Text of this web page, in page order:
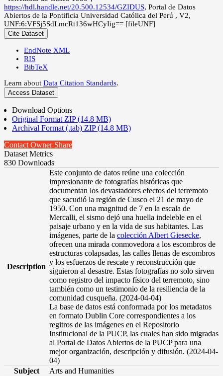
https://hdl.handle.net/20.500.12534/GZIDUS, Portal de Datos
Abiertos de la Pontificia Universidad Católica del Perú , V2,
UNF:6:VFSj5SdLmcRt136wHCyIig== [fileUNF]
Cite Dataset
EndNote XML
RIS
BibTeX
Learn about Data Citation Standards.
Access Dataset
Download Options
Original Format ZIP (14.8 MB)
Archival Format (.tab) ZIP (14.8 MB)
Contact Owner Share
Dataset Metrics
830 Downloads
Description
Este conjunto de datos reúne una colección
impresionante de fotografías históricas que
documentan los devastadores efectos del terremoto
que sacudió la región de Cusco el 21 de mayo de
1950. Con una magnitud de 7 en la escala de
Mercalli, el sismo dejó una huella indeleble en el
paisaje urbano y en la vida de sus habitantes. Las
imágenes, parte de la colección Albert Giesecke,
ofrecen una mirada conmovedora a los escombros de
estructuras colapsadas, las calles llenas de escombros
y los esfuerzos de rescate y reconstrucción que
siguieron al desastre. Estas fotografías no solo sirven
como registro del impacto físico del terremoto, sino
también como un testimonio de la resiliencia de la
comunidad cusqueña. (2024-04-04)
La base de datos está conformada por los metadatos
en formato Dublin Core correspondientes a los
regitros de las imágenes en el Repositorio
Institucional de la PUCP, las cuales han sido migradas
al Portal de Datos Abiertos de la PUCP para una
mejor organización, descripción y difusión. (2024-04-
04)
Subject
Arts and Humanities